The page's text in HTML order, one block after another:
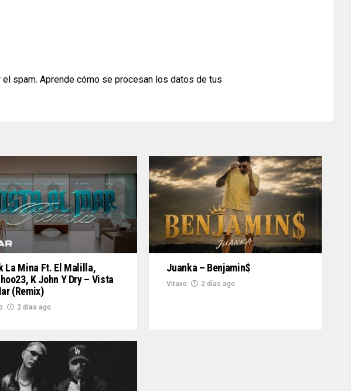
spam. Aprende cómo se procesan los datos de tus
La Mina Ft. El Malilla,
K John Y Dry – Vista
(Remix)
2 días ago
Juanka – Benjamin$
Vitaxo 2 días ago